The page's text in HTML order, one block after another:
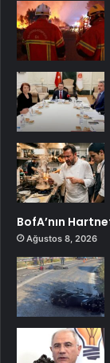
BofA’nın
Ağustos 8, 2026